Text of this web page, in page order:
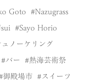
Goto Nazugrass
Sayo Horio
ュノーケリング
バー 熱海芸術祭
御殿場市 スイーツ